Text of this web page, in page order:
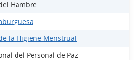
Hambre
la Higiene Menstrual
del Personal de Paz